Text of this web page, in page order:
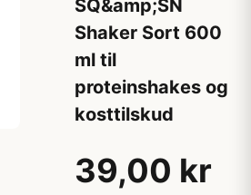
SQ&amp;SN
Shaker Sort 600
ml til
proteinshakes og
kosttilskud
39,00 kr